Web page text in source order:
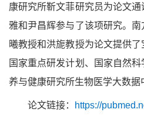
康研究所靳文菲研究员为论文
雅和尹昌辉参与了该项研究。
曦教授和洪旎教授为论文提供
国家重点研发计划、国家自然
养与健康研究所生物医学大数据
论文链接： https://